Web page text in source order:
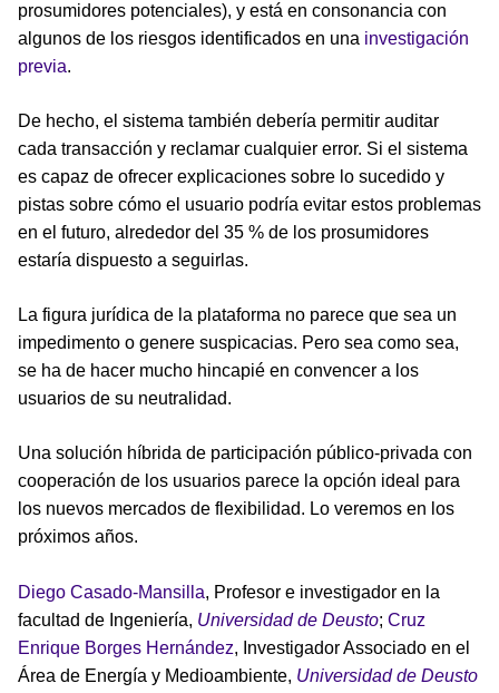
prosumidores potenciales), y está en consonancia con
algunos de los riesgos identificados en una investigación
previa.
De hecho, el sistema también debería permitir auditar
cada transacción y reclamar cualquier error. Si el sistema
es capaz de ofrecer explicaciones sobre lo sucedido y
pistas sobre cómo el usuario podría evitar estos problemas
en el futuro, alrededor del 35 % de los prosumidores
estaría dispuesto a seguirlas.
La figura jurídica de la plataforma no parece que sea un
impedimento o genere suspicacias. Pero sea como sea,
se ha de hacer mucho hincapié en convencer a los
usuarios de su neutralidad.
Una solución híbrida de participación público-privada con
cooperación de los usuarios parece la opción ideal para
los nuevos mercados de flexibilidad. Lo veremos en los
próximos años.
Diego Casado-Mansilla, Profesor e investigador en la
facultad de Ingeniería, Universidad de Deusto; Cruz
Enrique Borges Hernández, Investigador Associado en el
Área de Energía y Medioambiente, Universidad de Deusto